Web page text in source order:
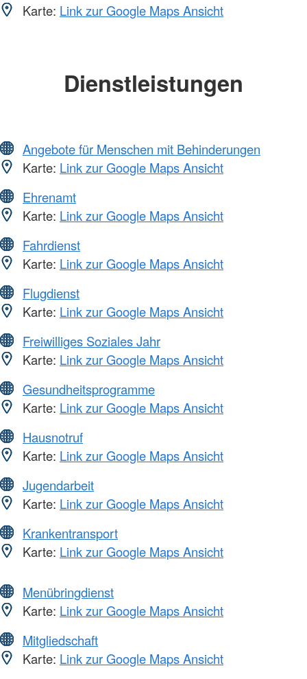
Karte: Link zur Google Maps Ansicht
Dienstleistungen
Angebote für Menschen mit Behinderungen
Karte: Link zur Google Maps Ansicht
Ehrenamt
Karte: Link zur Google Maps Ansicht
Fahrdienst
Karte: Link zur Google Maps Ansicht
Flugdienst
Karte: Link zur Google Maps Ansicht
Freiwilliges Soziales Jahr
Karte: Link zur Google Maps Ansicht
Gesundheitsprogramme
Karte: Link zur Google Maps Ansicht
Hausnotruf
Karte: Link zur Google Maps Ansicht
Jugendarbeit
Karte: Link zur Google Maps Ansicht
Krankentransport
Karte: Link zur Google Maps Ansicht
Menübringdienst
Karte: Link zur Google Maps Ansicht
Mitgliedschaft
Karte: Link zur Google Maps Ansicht